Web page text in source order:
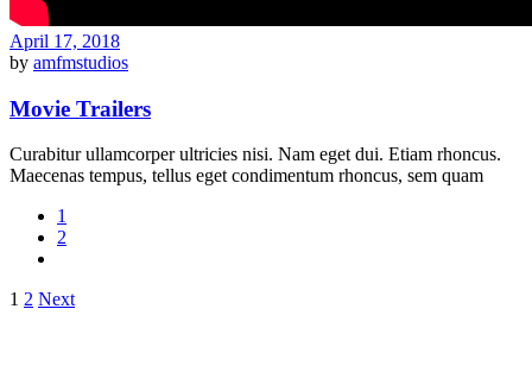
April 17, 2018
by amfmstudios
Movie Trailers
Curabitur ullamcorper ultricies nisi. Nam eget dui. Etiam rhoncus.
Maecenas tempus, tellus eget condimentum rhoncus, sem quam
1
2
Posts
1 2 Next